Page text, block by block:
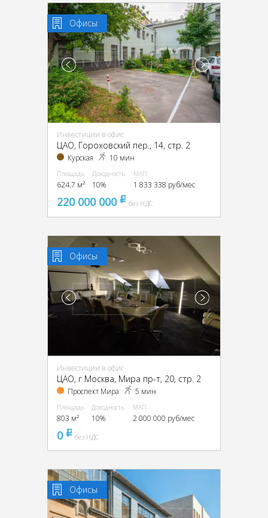
Офисы
Инвестиции в офис
ЦАО, Гороховский пер., 14, стр. 2
Курская 10 мин
Площадь
624.7 м²
Доходность
10%
МАП
1 833 338 руб/мес
220 000 000 pуббез НДС
Офисы
Инвестиции в офис
ЦАО, г Москва, Мира пр-т, 20, стр. 2
Проспект Мира 5 мин
Площадь
803 м²
Доходность
10%
МАП
2 000 000 руб/мес
0 pуббез НДС
Офисы